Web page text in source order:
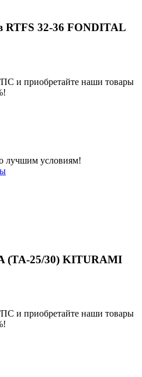
RTFS 32-36 FONDITAL
и приобретайте наши товары
лучшим условиям!
(TA-25/30) KITURAMI
и приобретайте наши товары